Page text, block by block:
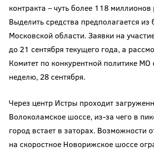
контракта – чуть более 118 миллионов
Выделить средства предполагается
Московской области. Заявки на
до 21 сентября текущего года, а
Комитет по конкурентной политике МО
неделю, 28 сентября.
Через центр Истры проходит
Волоколамское шоссе, из-за чего в
город встает в заторах. Возможности
на скоростное Новорижское шоссе